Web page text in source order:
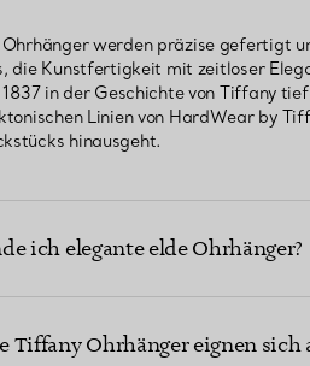
werden präzise gefertigt
die Kunstfertigkeit mit zeitloser
in der Geschichte von Tiffany
Linien von HardWear by
hinausgeht.
ich elegante elde Ohrhänger?
Tiffany Ohrhänger eignen sich